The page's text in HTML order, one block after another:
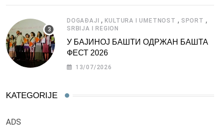
DOGAĐAJI ,KULTURA I UMETNOST , SPORT ,
SRBIJA I REGION
У БАЈИНОЈ БАШТИ ОДРЖАН БАШТА
ФЕСТ 2026
13/07/2026
KATEGORIJE
ADS